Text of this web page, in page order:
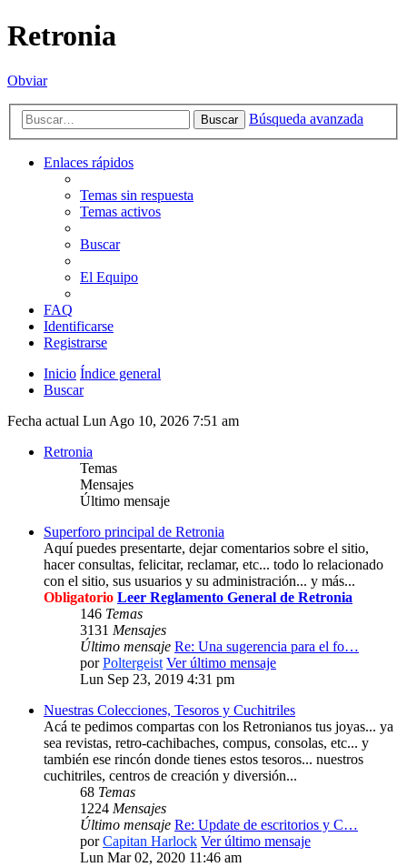
Retronia
Obviar
Buscar Búsqueda avanzada
Enlaces rápidos
Temas sin respuesta
Temas activos
Buscar
El Equipo
FAQ
Identificarse
Registrarse
Inicio Índice general
Buscar
Fecha actual Lun Ago 10, 2026 7:51 am
Retronia
Temas
Mensajes
Último mensaje
Superforo principal de Retronia
Aquí puedes presentarte, dejar comentarios sobre el sitio,
hacer consultas, felicitar, reclamar, etc... todo lo relacionado
con el sitio, sus usuarios y su administración... y más...
Obligatorio Leer Reglamento General de Retronia
146 Temas
3131 Mensajes
Último mensaje Re: Una sugerencia para el fo…
porPoltergeist Ver último mensaje
Lun Sep 23, 2019 4:31 pm
Nuestras Colecciones, Tesoros y Cuchitriles
Acá te pedimos compartas con los Retronianos tus joyas... ya
sea revistas, retro-cachibaches, compus, consolas, etc... y
también ese rincón donde tienes estos tesoros... nuestros
cuchitriles, centros de creación y diversión...
68 Temas
1224 Mensajes
Último mensaje Re: Update de escritorios y C…
porCapitan Harlock Ver último mensaje
Lun Mar 02, 2020 11:46 am